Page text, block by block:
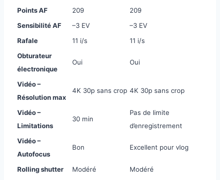
Points AF
209
209
Sensibilité AF
–3 EV
–3 EV
Rafale
11 i/s
11 i/s
Obturateur
électronique
Oui Oui
Vidéo –
Résolution max
4K 30p sans crop 4K 30p sans crop
Vidéo –
Limitations
30 min
Pas de limite
d’enregistrement
Vidéo –
Autofocus
Bon Excellent pour vlog
Rolling shutter Modéré Modéré